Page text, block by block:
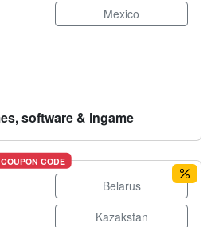
Mexico
software & ingame
COUPON CODE
Belarus
Kazakstan